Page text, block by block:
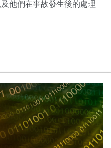
他們在事故發生後的處理